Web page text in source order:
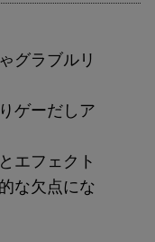
グラブルリ
ゲーだしア
エフェクト
な欠点にな